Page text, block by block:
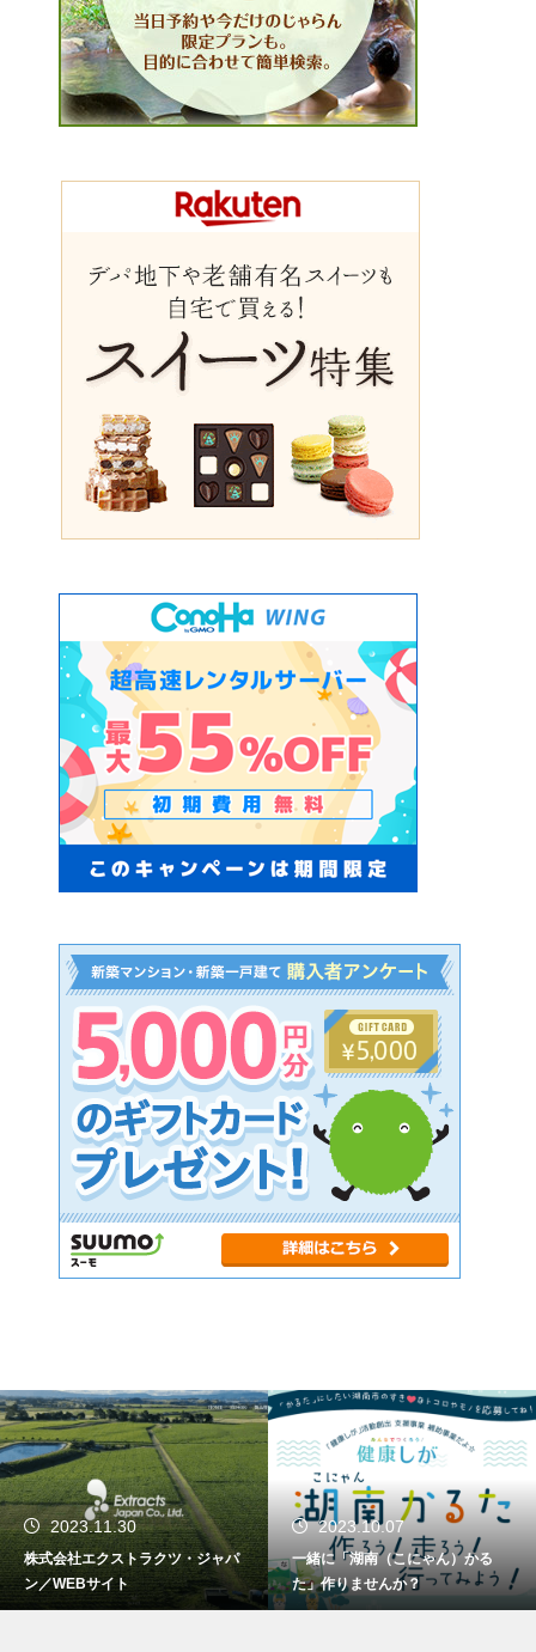
2023.11.30
株式会社エクストラクツ・ジャパ
ン／WEBサイト
2023.10.07
一緒に「湖南（こにゃん）かる
た」作りませんか？